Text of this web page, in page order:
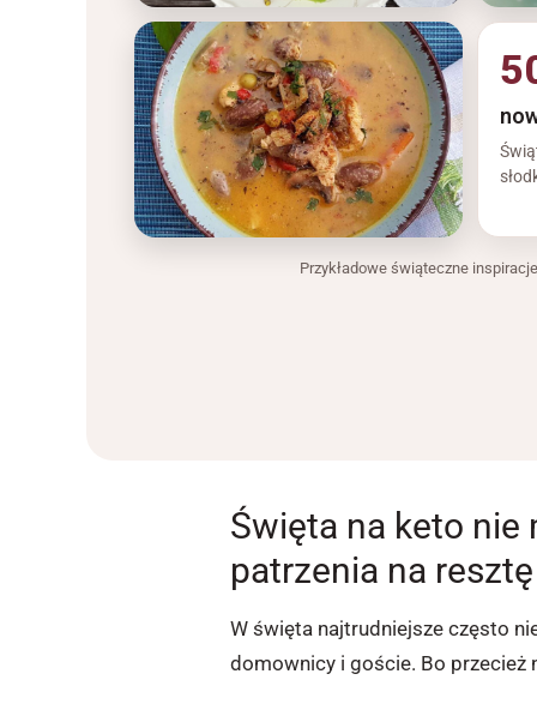
Przykładowe świąteczne
Święta na keto
patrzenia na
W święta najtrudniejsze często
domownicy i goście. Bo przecież